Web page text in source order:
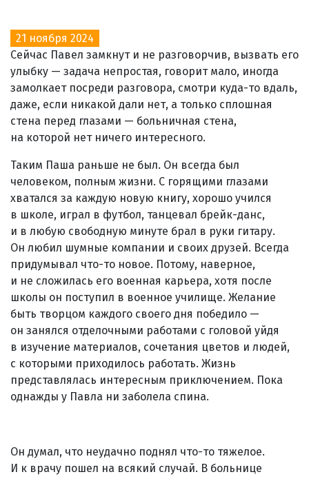
21 ноября 2024
Сейчас Павел замкнут и не разговорчив, вызвать его
улыбку — задача непростая, говорит мало, иногда
замолкает посреди разговора, смотри куда-то вдаль,
даже, если никакой дали нет, а только сплошная
стена перед глазами — больничная стена,
на которой нет ничего интересного.
Таким Паша раньше не был. Он всегда был
человеком, полным жизни. С горящими глазами
хватался за каждую новую книгу, хорошо учился
в школе, играл в футбол, танцевал брейк-данс,
и в любую свободную минуте брал в руки гитару.
Он любил шумные компании и своих друзей. Всегда
придумывал что-то новое. Потому, наверное,
и не сложилась его военная карьера, хотя после
школы он поступил в военное училище. Желание
быть творцом каждого своего дня победило —
он занялся отделочными работами с головой уйдя
в изучение материалов, сочетания цветов и людей,
с которыми приходилось работать. Жизнь
представлялась интересным приключением. Пока
однажды у Павла ни заболела спина.
Он думал, что неудачно поднял что-то тяжелое.
И к врачу пошел на всякий случай. В больнице